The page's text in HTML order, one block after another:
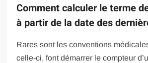
Comment calculer le terme
à partir de la date des
Rares sont les conventions
celle-ci, font démarrer le compteur